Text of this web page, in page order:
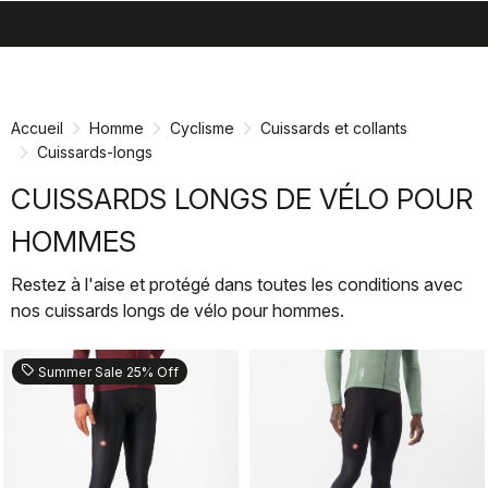
directement
navigation
directement
Accueil Homme Cyclisme
Cuissards et collants
Cuissards-longs
CUISSARDS LONGS DE VÉLO POUR
HOMMES
Restez à l'aise et protégé dans toutes les conditions avec
nos cuissards longs de vélo pour hommes.
sell Summer Sale 25% Off